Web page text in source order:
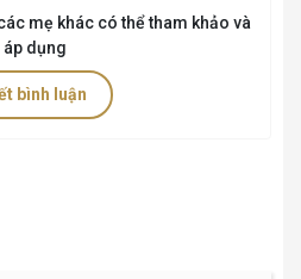
mẹ khác có thể tham khảo và
áp dụng
bình luận